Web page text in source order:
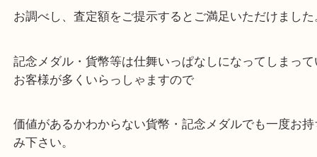
実家の整理の際に出てきたそうで、価値があるのか
とお持ち込みされました。
お調べし、査定額をご提示するとご満足いただけま